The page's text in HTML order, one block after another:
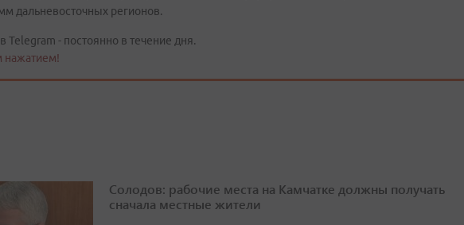
дальневосточных регионов.
Telegram - постоянно в течение дня.
нажатием!
Солодов: рабочие места на Камчатке должны получать
сначала местные жители